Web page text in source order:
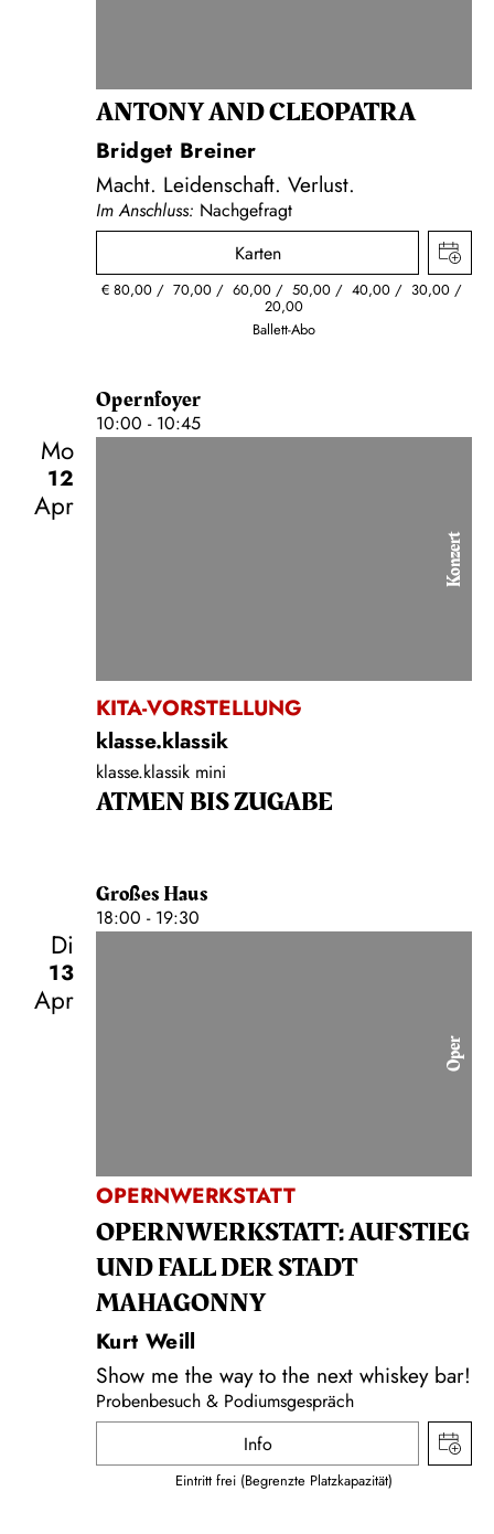
ANTONY AND CLEOPATRA
Bridget Breiner
Macht. Leidenschaft. Verlust.
Im Anschluss: Nachgefragt
Karten
€ 80,00 70,00 60,00 50,00 40,00 30,00
20,00
Ballett-Abo
Opernfoyer
10:00 - 10:45
Mo
12
Apr
Konzert
KITA-VORSTELLUNG
klasse.klassik
klasse.klassik mini
ATMEN BIS ZUGABE
Großes Haus
18:00 - 19:30
Di
13
Apr
Oper
OPERNWERKSTATT
OPERN­WERKSTATT: AUFSTIEG
UND FALL DER STADT
MAHAGONNY
Kurt Weill
Show me the way to the next whiskey bar!
Probenbesuch & Podiumsgespräch
Info
Eintritt frei (Begrenzte Platzkapazität)